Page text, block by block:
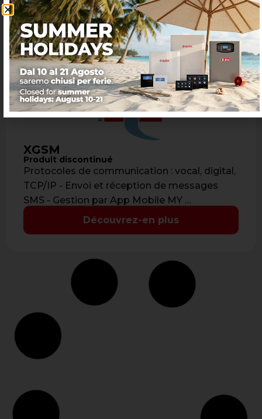
XGSM
Produit discontinué
Protocoles de communication : vocal, digital,
TCP/IP - Envoi et réception de messages
SMS - Gestion par App Mobile MY …
Découvrez-en plus